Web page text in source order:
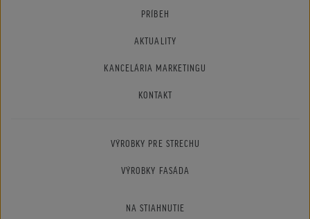
PRÍBEH
AKTUALITY
KANCELÁRIA MARKETINGU
KONTAKT
VÝROBKY PRE STRECHU
VÝROBKY FASÁDA
NA STIAHNUTIE